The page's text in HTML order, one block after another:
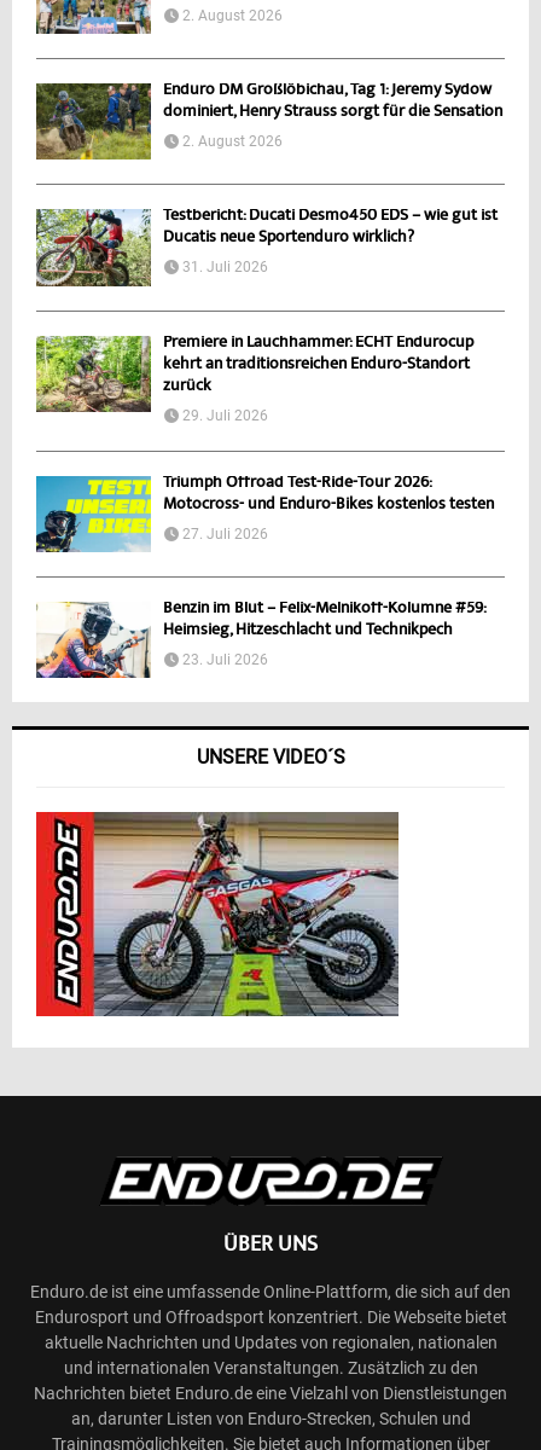
2. August 2026
Enduro DM Großlöbichau, Tag 1: Jeremy Sydow
dominiert, Henry Strauss sorgt für die Sensation
2. August 2026
Testbericht: Ducati Desmo450 EDS – wie gut ist
Ducatis neue Sportenduro wirklich?
31. Juli 2026
Premiere in Lauchhammer: ECHT Endurocup
kehrt an traditionsreichen Enduro-Standort
zurück
29. Juli 2026
Triumph Offroad Test-Ride-Tour 2026:
Motocross- und Enduro-Bikes kostenlos testen
27. Juli 2026
Benzin im Blut – Felix-Melnikoff-Kolumne #59:
Heimsieg, Hitzeschlacht und Technikpech
23. Juli 2026
UNSERE VIDEO´S
ÜBER UNS
Enduro.de ist eine umfassende Online-Plattform, die sich auf den
Endurosport und Offroadsport konzentriert. Die Webseite bietet
aktuelle Nachrichten und Updates von regionalen, nationalen
und internationalen Veranstaltungen. Zusätzlich zu den
Nachrichten bietet Enduro.de eine Vielzahl von Dienstleistungen
an, darunter Listen von Enduro-Strecken, Schulen und
Trainingsmöglichkeiten. Sie bietet auch Informationen über